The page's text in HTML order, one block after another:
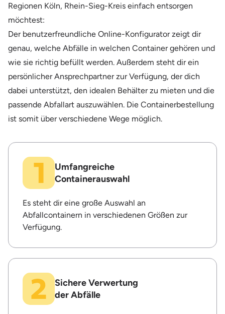
Regionen Köln, Rhein-Sieg-Kreis einfach entsorgen
möchtest:
Der benutzerfreundliche Online-Konfigurator zeigt dir
genau, welche Abfälle in welchen Container gehören und
wie sie richtig befüllt werden. Außerdem steht dir ein
persönlicher Ansprechpartner zur Verfügung, der dich
dabei unterstützt, den idealen Behälter zu mieten und die
passende Abfallart auszuwählen. Die Containerbestellung
ist somit über verschiedene Wege möglich.
Umfangreiche
Containerauswahl
Es steht dir eine große Auswahl an
Abfallcontainern in verschiedenen Größen zur
Verfügung.
Sichere Verwertung
der Abfälle